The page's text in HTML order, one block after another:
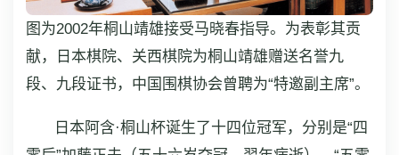
图为2002年桐山靖雄接受马晓春指导。为表彰其贡
献，日本棋院、关西棋院为桐山靖雄赠送名誉九
段、九段证书，中国围棋协会曾聘为“特邀副主席”。
日本阿含·桐山杯诞生了十四位冠军，分别是“四